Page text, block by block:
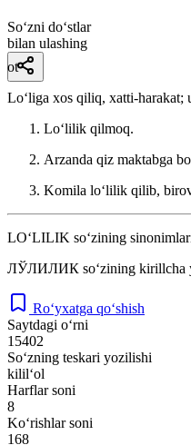
So‘zni do‘stlar
bilan ulashing
ot
Loʻliga xos qiliq, xatti-harakat;
Loʻlilik qilmoq.
Arzanda qiz maktabga
Komila loʻlilik qilib,
LO‘LILIK so‘zining
ЛЎЛИЛИК so‘zining kirillcha
Ro‘yxatga qo‘shish
Saytdagi o‘rni
15402
So‘zning teskari yozilishi
kilil‘ol
Harflar soni
8
Ko‘rishlar soni
168